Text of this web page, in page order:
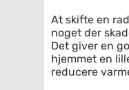
At skifte en
noget der
Det giver en
hjemmet en
reducere